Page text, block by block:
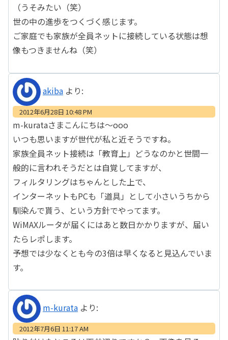
（うそみたい（笑）
世の中の進歩をつくづく感じます。
ご家庭でも家族が全員ネットに接続している状態は想
像もつきませんね（笑）
akiba より:
2012年6月28日 10:48 PM
m-kurataさまこんにちは～ooo
いつも思いますが世代が私と近そうですね。
家族全員ネット接続は「教育上」どうなのかと世間一
般的に言われそうだとは自覚してますが、
フィルタリングはちゃんとした上で、
インターネットもPCも「道具」として小さいうちから
馴染んで貰う、という方針でやってます。
WiMAXルータが届くにはあと数日かかりますが、届い
たらレポします。
予想では少なくとも今の3倍は早くなると見込んでいま
す。
m-kurata より:
2012年7月6日 11:17 AM